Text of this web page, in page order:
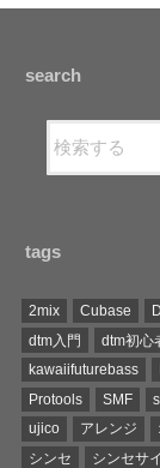
search
tags
2mix Cubase
dtm入門
dtm初心
kawaiifuturebass
Protools
SMF
ujico
アレンジ
シンセ
シンセサ